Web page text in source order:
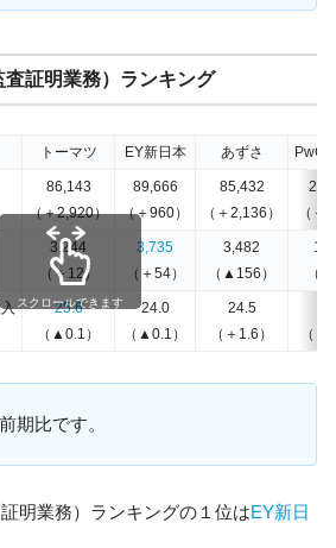
証明業務）ランキング
トーマツ EY新日本 あずさ PwC
86,143
（＋2,920）
89,666
（＋960）
85,432
（＋2,136）
（＋
3,244
（＋12）
3,735
（＋54）
3,482
（▲156）
（
25.6
（▲0.1）
24.0
（▲0.1）
24.5
（＋1.6）
（＋
スクロールできます
期比です。
明業務）ランキングの１位はEY新日